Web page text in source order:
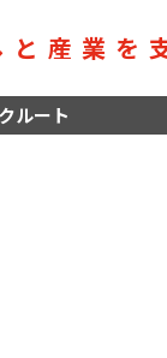
と産業を
ルート